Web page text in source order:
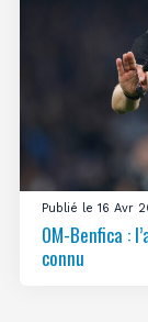
Publié le 16 Avr
OM-Benfica :
connu